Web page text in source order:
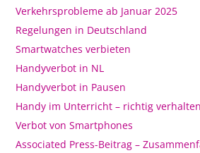
Verkehrsprobleme ab Januar 2025
Regelungen in Deutschland
Smartwatches verbieten
Handyverbot in NL
Handyverbot in Pausen
Handy im Unterricht – richtig
Verbot von Smartphones
Associated Press-Beitrag –